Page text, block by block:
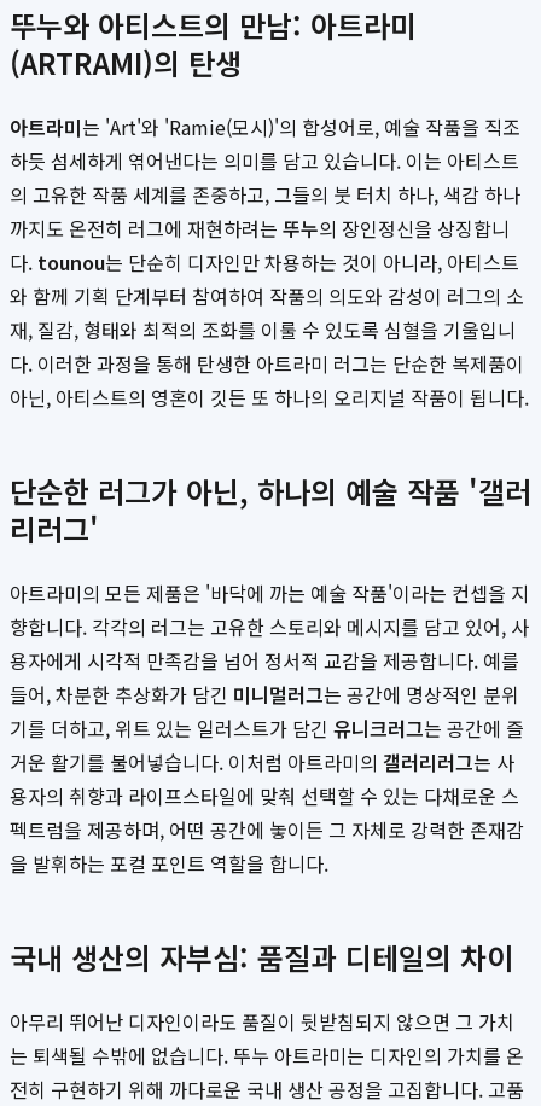
뚜누와 아티스트의 만남: 아트라미
(ARTRAMI)의 탄생
아트라미는 'Art'와 'Ramie(모시)'의 합성어로, 예술 작품을 직조
하듯 섬세하게 엮어낸다는 의미를 담고 있습니다. 이는 아티스트
의 고유한 작품 세계를 존중하고, 그들의 붓 터치 하나, 색감 하나
까지도 온전히 러그에 재현하려는 뚜누의 장인정신을 상징합니
다. tounou는 단순히 디자인만 차용하는 것이 아니라, 아티스트
와 함께 기획 단계부터 참여하여 작품의 의도와 감성이 러그의 소
재, 질감, 형태와 최적의 조화를 이룰 수 있도록 심혈을 기울입니
다. 이러한 과정을 통해 탄생한 아트라미 러그는 단순한 복제품이
아닌, 아티스트의 영혼이 깃든 또 하나의 오리지널 작품이 됩니다.
단순한 러그가 아닌, 하나의 예술 작품 '갤러
리러그'
아트라미의 모든 제품은 '바닥에 까는 예술 작품'이라는 컨셉을 지
향합니다. 각각의 러그는 고유한 스토리와 메시지를 담고 있어, 사
용자에게 시각적 만족감을 넘어 정서적 교감을 제공합니다. 예를
들어, 차분한 추상화가 담긴 미니멀러그는 공간에 명상적인 분위
기를 더하고, 위트 있는 일러스트가 담긴 유니크러그는 공간에 즐
거운 활기를 불어넣습니다. 이처럼 아트라미의 갤러리러그는 사
용자의 취향과 라이프스타일에 맞춰 선택할 수 있는 다채로운 스
펙트럼을 제공하며, 어떤 공간에 놓이든 그 자체로 강력한 존재감
을 발휘하는 포컬 포인트 역할을 합니다.
국내 생산의 자부심: 품질과 디테일의 차이
아무리 뛰어난 디자인이라도 품질이 뒷받침되지 않으면 그 가치
는 퇴색될 수밖에 없습니다. 뚜누 아트라미는 디자인의 가치를 온
전히 구현하기 위해 까다로운 국내 생산 공정을 고집합니다. 고품